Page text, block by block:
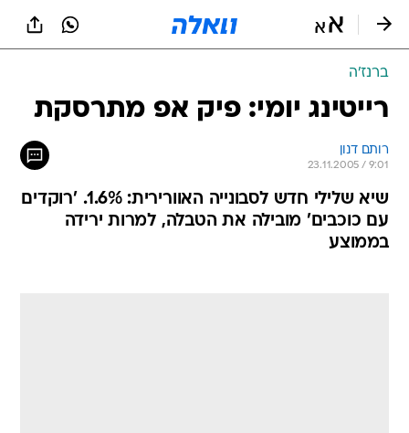
ברנז'ה
רייטינג יומי: פיק אפ מתרסקת
רותם דנון
23.11.2005 / 9:01
שיא שלילי חדש לסבונייה האוורירית: 1.6%. 'רוקדים
עם כוכבים' מובילה את הטבלה, למרות ירידה
בממוצע